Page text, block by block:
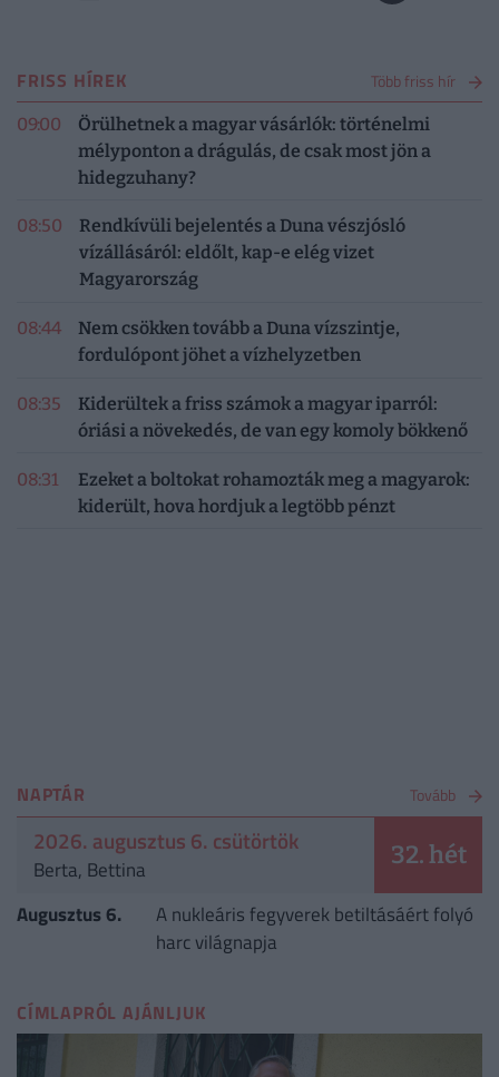
FRISS HÍREK Több friss hír
09:00
Örülhetnek a magyar vásárlók: történelmi
mélyponton a drágulás, de csak most jön a
hidegzuhany?
08:50
Rendkívüli bejelentés a Duna vészjósló
vízállásáról: eldőlt, kap-e elég vizet
Magyarország
08:44
Nem csökken tovább a Duna vízszintje,
fordulópont jöhet a vízhelyzetben
08:35
Kiderültek a friss számok a magyar iparról:
óriási a növekedés, de van egy komoly bökkenő
08:31
Ezeket a boltokat rohamozták meg a magyarok:
kiderült, hova hordjuk a legtöbb pénzt
NAPTÁR Tovább
2026. augusztus 6. csütörtök
Berta, Bettina 32. hét
Augusztus 6.
A nukleáris fegyverek betiltásáért folyó
harc világnapja
CÍMLAPRÓL AJÁNLJUK